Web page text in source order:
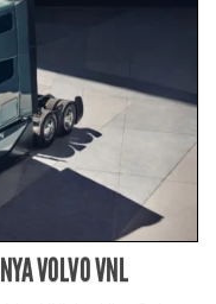
VOLVO VNL